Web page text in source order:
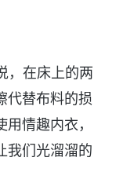
在床上的两
代替布料的损
情趣内衣，
我们光溜溜的